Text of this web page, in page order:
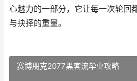
心魅力的一部分，它让每一次轮回
与抉择的重量。
赛博朋克2077黑客流毕业攻略